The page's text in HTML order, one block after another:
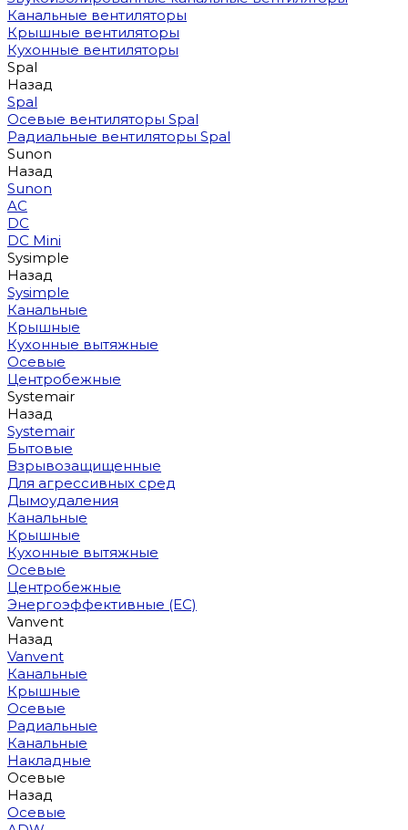
Канальные вентиляторы
Крышные вентиляторы
Кухонные вентиляторы
Spal
Назад
Spal
Осевые вентиляторы Spal
Радиальные вентиляторы Spal
Sunon
Назад
Sunon
AC
DC
DC Mini
Sysimple
Назад
Sysimple
Канальные
Крышные
Кухонные вытяжные
Осевые
Центробежные
Systemair
Назад
Systemair
Бытовые
Взрывозащищенные
Для агрессивных сред
Дымоудаления
Канальные
Крышные
Кухонные вытяжные
Осевые
Центробежные
Энергоэффективные (EC)
Vanvent
Назад
Vanvent
Канальные
Крышные
Осевые
Радиальные
Канальные
Накладные
Осевые
Назад
Осевые